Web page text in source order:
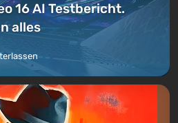
16 AI Testbericht.
alles